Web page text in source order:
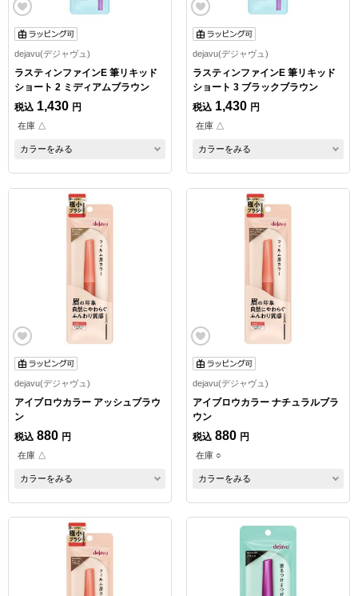
dejavu(デジャヴュ)
ラスティンファインE 筆リキッド
ショート 2 ミディアムブラウン
税込 1,430 円
在庫 △
カラーをみる
dejavu(デジャヴュ)
ラスティンファインE 筆リキッド
ショート 3 ブラックブラウン
税込 1,430 円
在庫 △
カラーをみる
dejavu(デジャヴュ)
アイブロウカラー アッシュブラウ
ン
税込 880 円
在庫 △
カラーをみる
dejavu(デジャヴュ)
アイブロウカラー ナチュラルブラ
ウン
税込 880 円
在庫 ○
カラーをみる